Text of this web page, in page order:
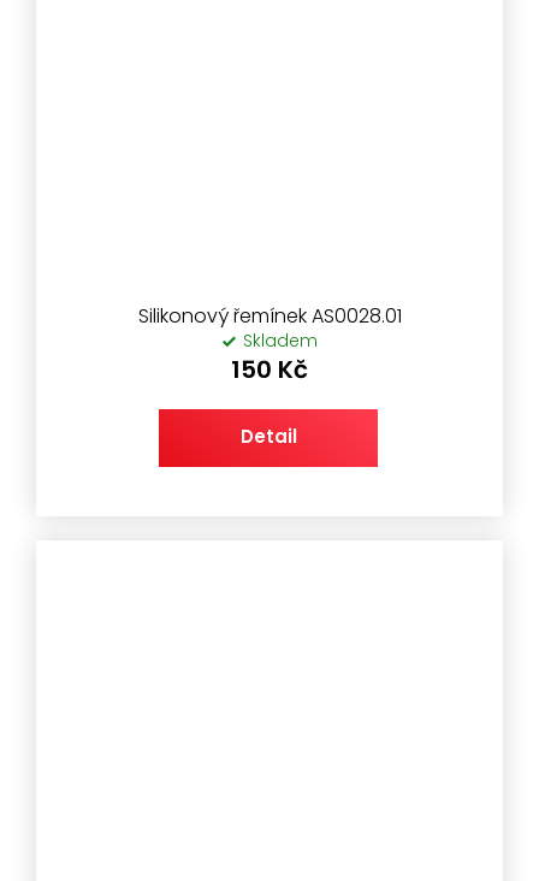
Silikonový řemínek AS0028.01
Skladem
150 Kč
Detail